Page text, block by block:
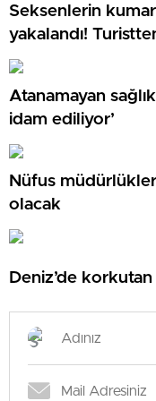
Seksenlerin
yakalandı!
Atanamayan
idam ediliyor’
Nüfus
olacak
Deniz’de